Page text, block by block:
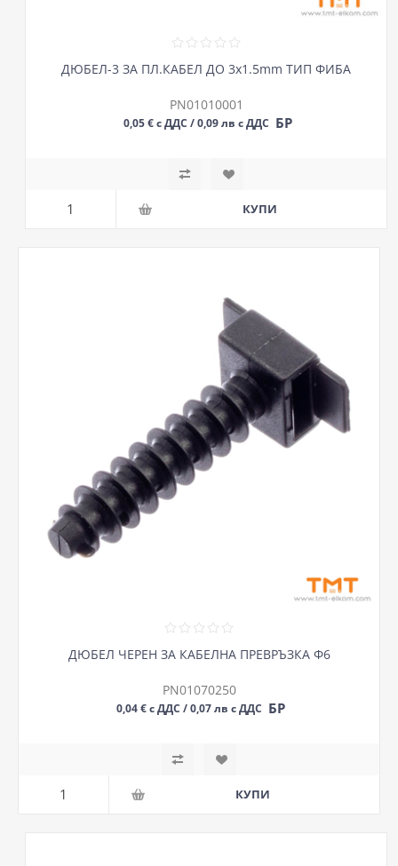
ДЮБЕЛ-3 ЗА ПЛ.КАБЕЛ ДО 3х1.5mm ТИП ФИБА
PN01010001
0,05 € с ДДС / 0,09 лв с ДДС БР
ДЮБЕЛ ЧЕРЕН ЗА КАБЕЛНА ПРЕВРЪЗКА Ф6
PN01070250
0,04 € с ДДС / 0,07 лв с ДДС БР